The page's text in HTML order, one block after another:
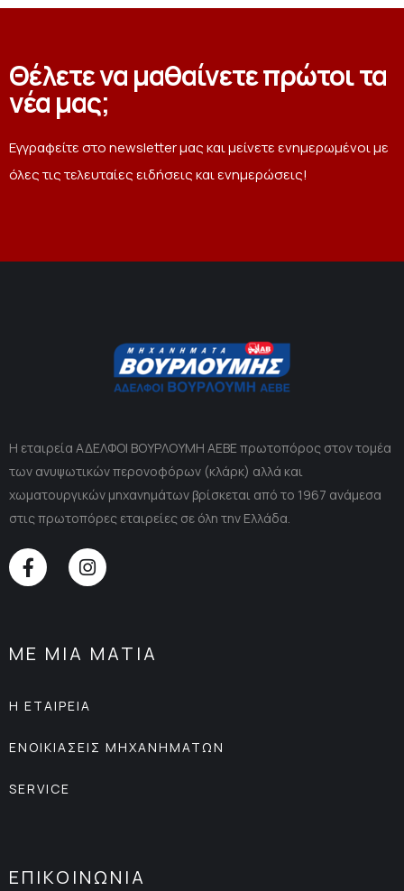
Θέλετε να μαθαίνετε πρώτοι τα
νέα μας;
Εγγραφείτε στο newsletter μας και μείνετε ενημερωμένοι με
όλες τις τελευταίες ειδήσεις και ενημερώσεις!
Η εταιρεία ΑΔΕΛΦΟΙ ΒΟΥΡΛΟΥΜΗ ΑΕΒΕ πρωτοπόρος στον τομέα
των ανυψωτικών περονοφόρων (κλάρκ) αλλά και
χωματουργικών μηχανημάτων βρίσκεται από το 1967 ανάμεσα
στις πρωτοπόρες εταιρείες σε όλη την Ελλάδα.
ΜΕ ΜΙΑ ΜΑΤΙΑ
Η ΕΤΑΙΡΕΙΑ
ΕΝΟΙΚΙΑΣΕΙΣ ΜΗΧΑΝΗΜΑΤΩΝ
SERVICE
ΕΠΙΚΟΙΝΩΝΙΑ